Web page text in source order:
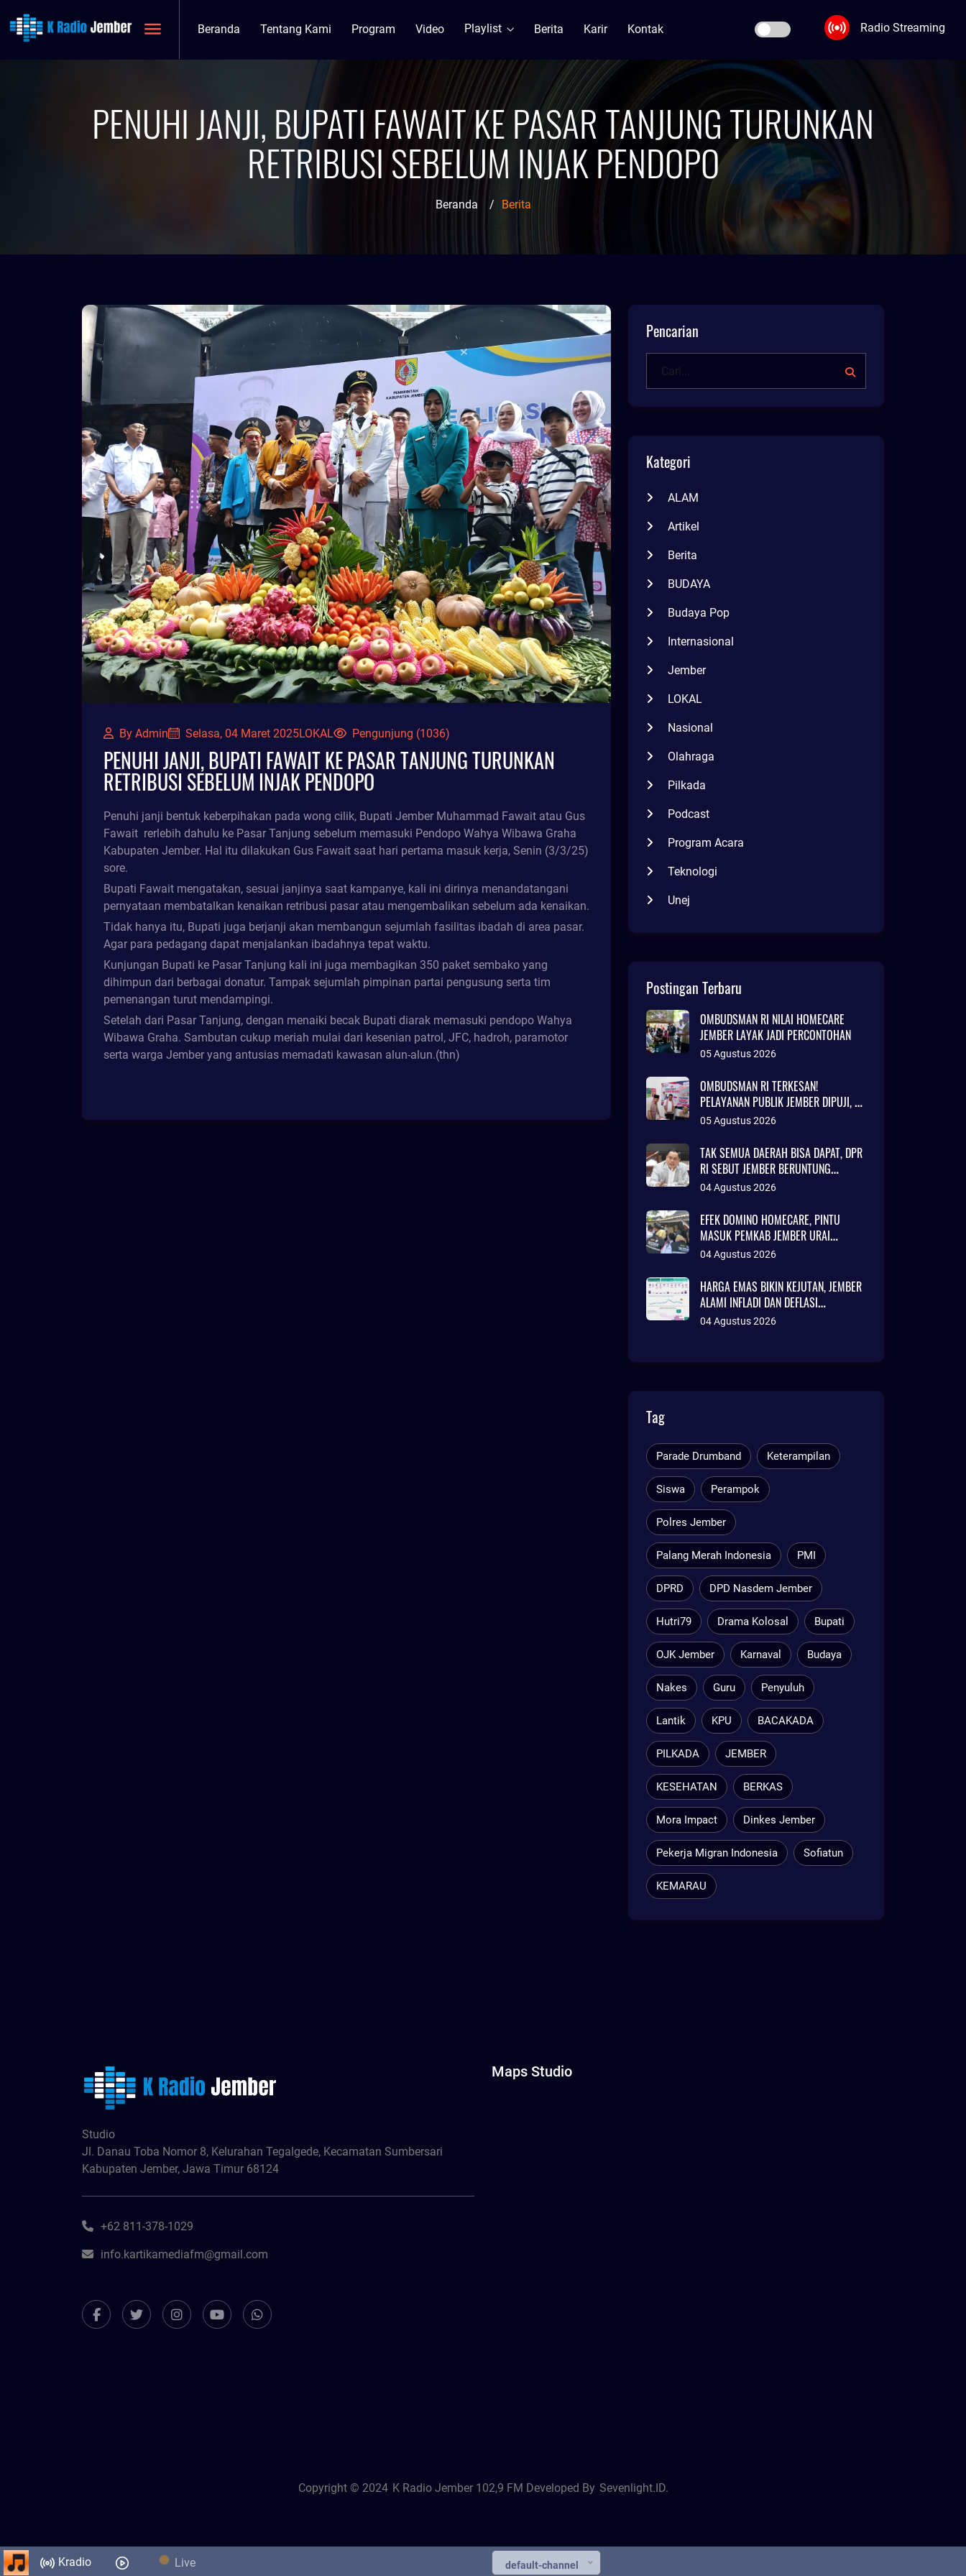
Radio Streaming
Beranda Tentang Kami Program Video Playlist Berita Karir Kontak
PENUHI JANJI, BUPATI FAWAIT KE PASAR TANJUNG TURUNKAN
RETRIBUSI SEBELUM INJAK PENDOPO
Beranda / Berita
By Admin Selasa, 04 Maret 2025LOKAL Pengunjung (1036)
PENUHI JANJI, BUPATI FAWAIT KE PASAR TANJUNG TURUNKAN
RETRIBUSI SEBELUM INJAK PENDOPO
Penuhi janji bentuk keberpihakan pada wong cilik, Bupati Jember Muhammad Fawait atau Gus
Fawait rerlebih dahulu ke Pasar Tanjung sebelum memasuki Pendopo Wahya Wibawa Graha
Kabupaten Jember. Hal itu dilakukan Gus Fawait saat hari pertama masuk kerja, Senin (3/3/25)
sore.
Bupati Fawait mengatakan, sesuai janjinya saat kampanye, kali ini dirinya menandatangani
pernyataan membatalkan kenaikan retribusi pasar atau mengembalikan sebelum ada kenaikan.
Tidak hanya itu, Bupati juga berjanji akan membangun sejumlah fasilitas ibadah di area pasar.
Agar para pedagang dapat menjalankan ibadahnya tepat waktu.
Kunjungan Bupati ke Pasar Tanjung kali ini juga membagikan 350 paket sembako yang
dihimpun dari berbagai donatur. Tampak sejumlah pimpinan partai pengusung serta tim
pemenangan turut mendampingi.
Setelah dari Pasar Tanjung, dengan menaiki becak Bupati diarak memasuki pendopo Wahya
Wibawa Graha. Sambutan cukup meriah mulai dari kesenian patrol, JFC, hadroh, paramotor
serta warga Jember yang antusias memadati kawasan alun-alun.(thn)
Pencarian
Kategori
ALAM
Artikel
Berita
BUDAYA
Budaya Pop
Internasional
Jember
LOKAL
Nasional
Olahraga
Pilkada
Podcast
Program Acara
Teknologi
Unej
Postingan Terbaru
OMBUDSMAN RI NILAI HOMECARE
JEMBER LAYAK JADI PERCONTOHAN
05 Agustus 2026
OMBUDSMAN RI TERKESAN!
PELAYANAN PUBLIK JEMBER DIPUJI, RS
DAERAH DISEBUT SETARA KLINIK
05 Agustus 2026
TAK SEMUA DAERAH BISA DAPAT, DPR
RI SEBUT JEMBER BERUNTUNG
AJUKAN DANA TALANGAN Rp786
04 Agustus 2026
EFEK DOMINO HOMECARE, PINTU
MASUK PEMKAB JEMBER URAI
KEMISKINAN
04 Agustus 2026
HARGA EMAS BIKIN KEJUTAN, JEMBER
ALAMI INFLADI DAN DEFLASI
SEKALIGUS
04 Agustus 2026
Tag
Parade Drumband Keterampilan
Siswa Perampok
Polres Jember
Palang Merah Indonesia PMI
DPRD DPD Nasdem Jember
Hutri79 Drama Kolosal Bupati
OJK Jember Karnaval Budaya
Nakes Guru Penyuluh
Lantik KPU BACAKADA
PILKADA JEMBER
KESEHATAN BERKAS
Mora Impact Dinkes Jember
Pekerja Migran Indonesia Sofiatun
KEMARAU
Studio
Jl. Danau Toba Nomor 8, Kelurahan Tegalgede, Kecamatan Sumbersari
Kabupaten Jember, Jawa Timur 68124
+62 811-378-1029
info.kartikamediafm@gmail.com
Maps Studio
Copyright © 2024 K Radio Jember 102,9 FM Developed By Sevenlight.ID.
Kradio Live default-channel